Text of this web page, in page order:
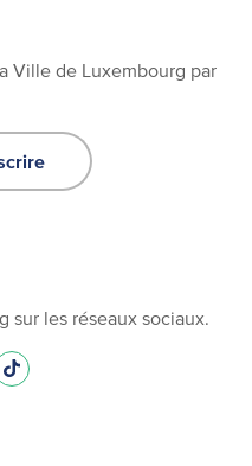
Ville de Luxembourg par
sur les réseaux sociaux.